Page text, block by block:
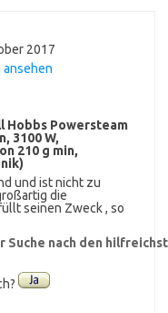
2017
ansehen
Hobbs Powersteam
3100 W,
210 g min,
und ist nicht zu
die
seinen Zweck , so
Suche nach den